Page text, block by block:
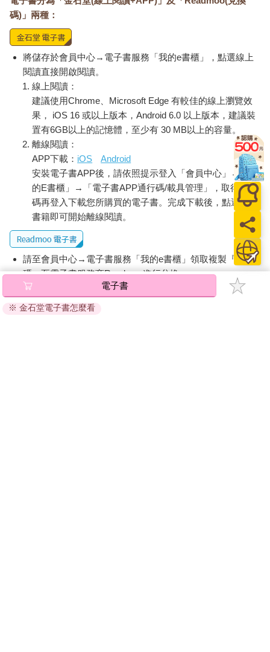
人）遭以色列軍隊或殖民者殺害（參見圖6）。
這場人道危機一躍成為全球焦點，促使國際社會紛紛呼籲停
火（參見圖5）。2023年12月29日，南非根據《防止及懲治滅絕
種族罪公約》（Convention on the Prevention and Punishment of
the Crime of Genocide），於海牙國際法院（International Court
of Justice, ICJ）對以色列提起訴訟。2024年5月20日，國際刑事
法院（International Criminal Court, ICC）檢察官卡里姆汗（Karim
Khan）起訴三位哈瑪斯領導人（哈尼雅、戴夫［Mohamed Deif］
與辛瓦［Yahya Sinwar］），同時也起訴以色列總理納坦雅胡與
國防部長葛朗特（Yoav Gallant）犯下「戰爭罪」與「反人類
罪」。以色列如今陷入僵局，哈瑪斯未被殲滅，其武裝支部「艾
茲丁．卡薩姆旅」仍然頑強。2024年5月6日，以色列攻擊加薩南
部的拉法市（Rafah），而哈瑪斯仍有餘力在賈巴利亞
（Jabaliya）難民營與加薩北部的以軍控制地貝特漢諾（Beit
Hanoun）發動一連串攻勢。哈瑪斯與一干結盟的巴勒斯坦組織很
有耐心地透過不對稱的城市游擊戰，憑藉地利之便騷擾以軍，舉
凡摧毀戰車、狙擊、在建築物中裝設炸藥陷阱、發射迫擊砲攻擊
等無所不為。
當然，哈瑪斯一方亦蒙受損失。2024年1月2日，以色列暗殺
了哈瑪斯的二號人物艾魯里，兩個月後又宣布擊斃其軍事副指揮
伊薩（Marwan Issa）；同年7月，領導人哈尼雅遭到刺殺身亡，
碼)」兩種：
將儲存於會員中心→電子書服務「我的e書櫃」，點選線上
閱讀直接開啟閱讀。
線上閱讀：
建議使用Chrome、Microsoft Edge 有較佳的線上瀏覽效
果， iOS 16 或以上版本，Android 6.0 以上版本，建議裝
置有6GB以上的記憶體，至少有 30 MB以上的容量。
離線閱讀：
APP下載： iOS
Android
安裝電子書APP後，請依照提示登入「會員中心」→「我
的E書櫃」→「電子書APP通行碼/載具管理」，取得通行
碼再登入下載您所購買的電子書。完成下載後，點選任一
書籍即可開始離線閱讀。
請至會員中心→電子書服務「我的e書櫃」領取複製『兌換
碼』至電子書服務商Readmoo進行兌換。
退換貨須知：
因版權保護，您在金石堂所購買的電子書僅能以金石堂專屬
電子書
※ 金石堂電子書怎麼看